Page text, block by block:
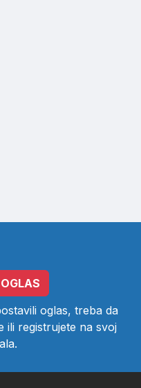
oglas, treba da
ili registrujete na svoj